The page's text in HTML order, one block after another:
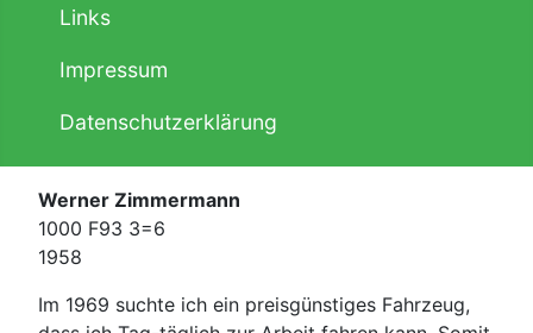
Links
Impressum
Datenschutzerklärung
Werner Zimmermann
1000 F93 3=6
1958
Im 1969 suchte ich ein preisgünstiges Fahrzeug,